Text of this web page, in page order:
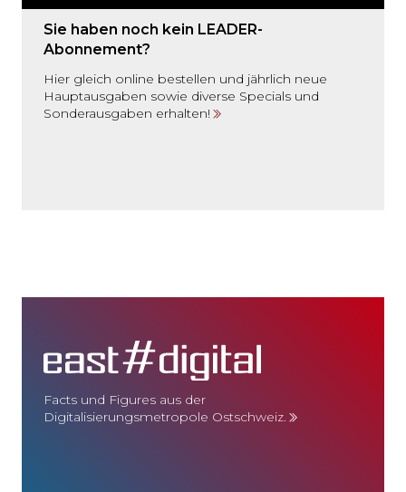
Sie haben noch kein LEADER-
Abonnement?
Hier gleich online bestellen und jährlich neue
Hauptausgaben sowie diverse Specials und
Sonderausgaben erhalten!
Facts und Figures aus der
Digitalisierungsmetropole Ostschweiz.